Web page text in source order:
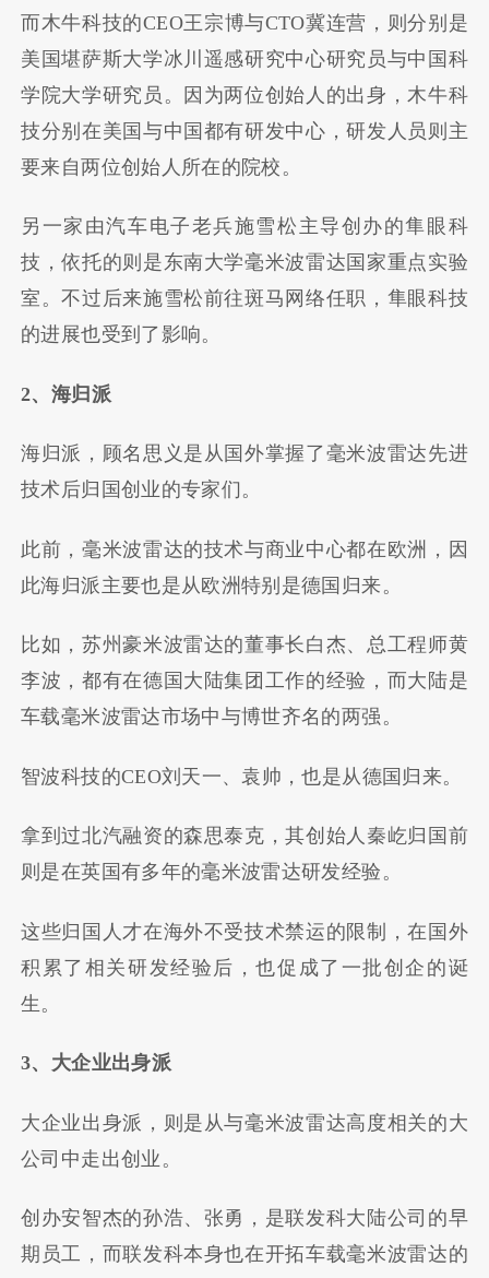
而木牛科技的CEO王宗博与CTO冀连营，则分别是
美国堪萨斯大学冰川遥感研究中心研究员与中国科
学院大学研究员。因为两位创始人的出身，木牛科
技分别在美国与中国都有研发中心，研发人员则主
要来自两位创始人所在的院校。
另一家由汽车电子老兵施雪松主导创办的隼眼科
技，依托的则是东南大学毫米波雷达国家重点实验
室。不过后来施雪松前往斑马网络任职，隼眼科技
的进展也受到了影响。
2、海归派
海归派，顾名思义是从国外掌握了毫米波雷达先进
技术后归国创业的专家们。
此前，毫米波雷达的技术与商业中心都在欧洲，因
此海归派主要也是从欧洲特别是德国归来。
比如，苏州豪米波雷达的董事长白杰、总工程师黄
李波，都有在德国大陆集团工作的经验，而大陆是
车载毫米波雷达市场中与博世齐名的两强。
智波科技的CEO刘天一、袁帅，也是从德国归来。
拿到过北汽融资的森思泰克，其创始人秦屹归国前
则是在英国有多年的毫米波雷达研发经验。
这些归国人才在海外不受技术禁运的限制，在国外
积累了相关研发经验后，也促成了一批创企的诞
生。
3、大企业出身派
大企业出身派，则是从与毫米波雷达高度相关的大
公司中走出创业。
创办安智杰的孙浩、张勇，是联发科大陆公司的早
期员工，而联发科本身也在开拓车载毫米波雷达的